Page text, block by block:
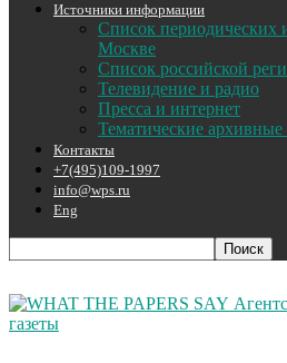
Источники информации
Список периодических
Москве
Список российской
Телевидение и радио
Пресса и интернет
Тематические
Контакты
+7(495)109-1997
info@wps.ru
Eng
газеты